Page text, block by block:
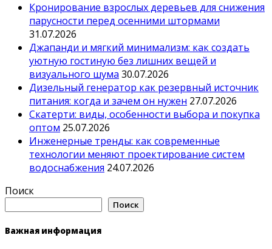
Кронирование взрослых деревьев для снижения
парусности перед осенними штормами
31.07.2026
Джапанди и мягкий минимализм: как создать
уютную гостиную без лишних вещей и
визуального шума 30.07.2026
Дизельный генератор как резервный источник
питания: когда и зачем он нужен 27.07.2026
Скатерти: виды, особенности выбора и покупка
оптом 25.07.2026
Инженерные тренды: как современные
технологии меняют проектирование систем
водоснабжения 24.07.2026
Поиск
Поиск
Важная информация